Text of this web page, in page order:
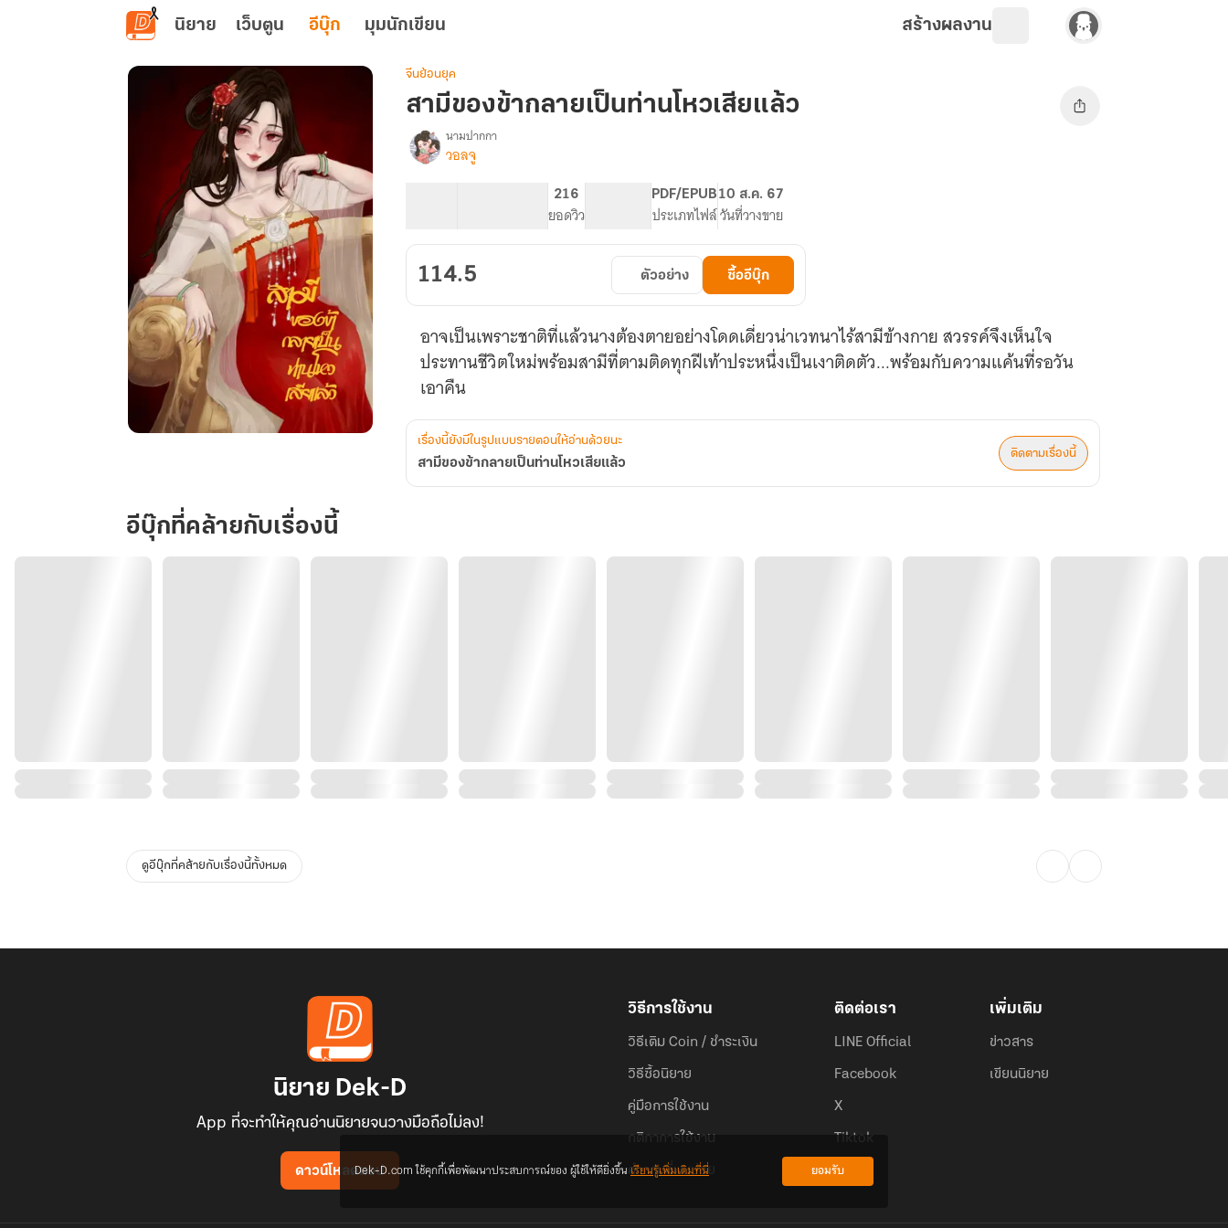
ข้ามไปยังเนื้อหาหลัก
นิยาย เว็บตูน อีบุ๊ก มุมนักเขียน สร้างผลงาน
กลาย
เป็น
จีนย้อนยุค
สามีของข้ากลายเป็นท่านโหวเสียแล้ว
เรื่อง
สามี
เป็น
ท่าน
โหว
เสีย
นามปากกา
วอลจู
216
ยอดวิว
PDF/EPUB
ประเภทไฟล์
10 ส.ค. 67
วันที่วางขาย
114.5 ตัวอย่าง ซื้ออีบุ๊ก
อาจเป็นเพราะชาติที่แล้วนางต้องตายอย่างโดดเดี่ยวน่าเวทนาไร้สามีข้างกาย สวรรค์จึงเห็นใจ
ประทานชีวิตใหม่พร้อมสามีที่ตามติดทุกฝีเท้าประหนึ่งเป็นเงาติดตัว...พร้อมกับความแค้นที่รอวัน
เอาคืน
เรื่องนี้ยังมีในรูปแบบรายตอนให้อ่านด้วยนะ
สามีของข้ากลายเป็นท่านโหวเสียแล้ว
ติดตามเรื่องนี้
อีบุ๊กที่คล้ายกับเรื่องนี้
ดูอีบุ๊กที่คล้ายกับเรื่องนี้ทั้งหมด
นิยาย Dek-D
App ที่จะทำให้คุณอ่านนิยายจนวางมือถือไม่ลง!
ดาวน์โหลดแอป
วิธีการใช้งาน
วิธีเติม Coin / ชำระเงิน
วิธีซื้อนิยาย
คู่มือการใช้งาน
กติกาการใช้งาน
คำถามที่พบบ่อย
ติดต่อเรา
LINE Official
Facebook
X
Tiktok
เพิ่มเติม
ข่าวสาร
เขียนนิยาย
Dek-D.com ใช้คุกกี้เพื่อพัฒนาประสบการณ์ของ ผู้ใช้ให้ดียิ่งขึ้นเรียนรู้เพิ่มเติมที่นี่ ยอมรับ